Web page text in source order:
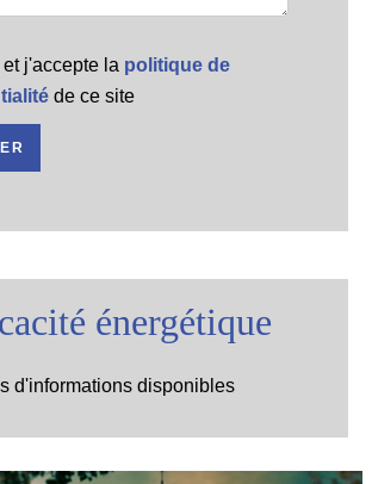
et j'accepte la politique de
de ce site
énergétique
d'informations disponibles